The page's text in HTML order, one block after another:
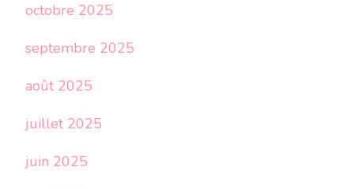
octobre 2025
septembre 2025
août 2025
juillet 2025
juin 2025